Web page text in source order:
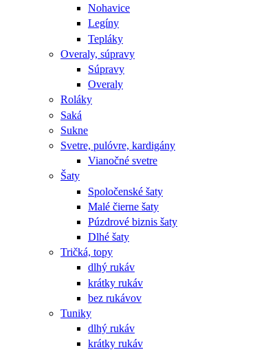
Nohavice
Legíny
Tepláky
Overaly, súpravy
Súpravy
Overaly
Roláky
Saká
Sukne
Svetre, pulóvre, kardigány
Vianočné svetre
Šaty
Spoločenské šaty
Malé čierne šaty
Púzdrové biznis šaty
Dlhé šaty
Tričká, topy
dlhý rukáv
krátky rukáv
bez rukávov
Tuniky
dlhý rukáv
krátky rukáv